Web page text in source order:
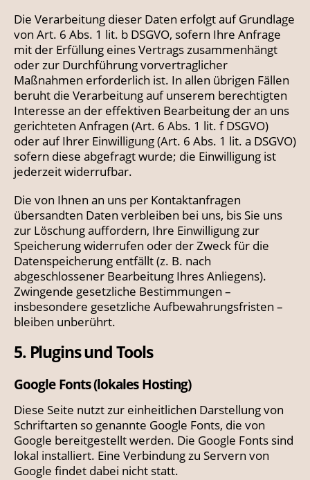
Die Verarbeitung dieser Daten erfolgt auf Grundlage
von Art. 6 Abs. 1 lit. b DSGVO, sofern Ihre Anfrage
mit der Erfüllung eines Vertrags zusammenhängt
oder zur Durchführung vorvertraglicher
Maßnahmen erforderlich ist. In allen übrigen Fällen
beruht die Verarbeitung auf unserem berechtigten
Interesse an der effektiven Bearbeitung der an uns
gerichteten Anfragen (Art. 6 Abs. 1 lit. f DSGVO)
oder auf Ihrer Einwilligung (Art. 6 Abs. 1 lit. a DSGVO)
sofern diese abgefragt wurde; die Einwilligung ist
jederzeit widerrufbar.
Die von Ihnen an uns per Kontaktanfragen
übersandten Daten verbleiben bei uns, bis Sie uns
zur Löschung auffordern, Ihre Einwilligung zur
Speicherung widerrufen oder der Zweck für die
Datenspeicherung entfällt (z. B. nach
abgeschlossener Bearbeitung Ihres Anliegens).
Zwingende gesetzliche Bestimmungen –
insbesondere gesetzliche Aufbewahrungsfristen –
bleiben unberührt.
5. Plugins und Tools
Google Fonts (lokales Hosting)
Diese Seite nutzt zur einheitlichen Darstellung von
Schriftarten so genannte Google Fonts, die von
Google bereitgestellt werden. Die Google Fonts sind
lokal installiert. Eine Verbindung zu Servern von
Google findet dabei nicht statt.